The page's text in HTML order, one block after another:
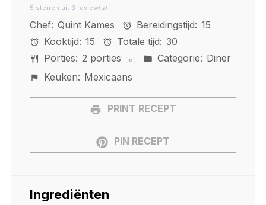
Stars
Stars
Stars
Stars
Star
5 sterren uit 3 review(s)
Chef: Quint Kames Bereidingstijd: 15
Kooktijd: 15 Totale tijd: 30
Porties: 2 porties 1x Categorie: Diner
Keuken: Mexicaans
PRINT RECEPT
PIN RECEPT
Ingrediënten